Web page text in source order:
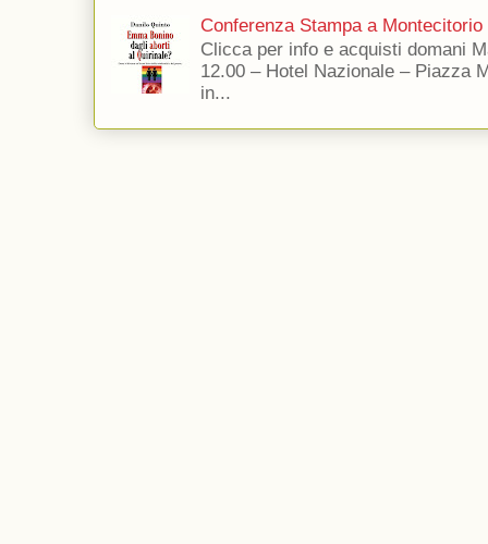
Conferenza Stampa a Montecitorio
Clicca per info e acquisti domani
12.00 – Hotel Nazionale – Piazza
in...